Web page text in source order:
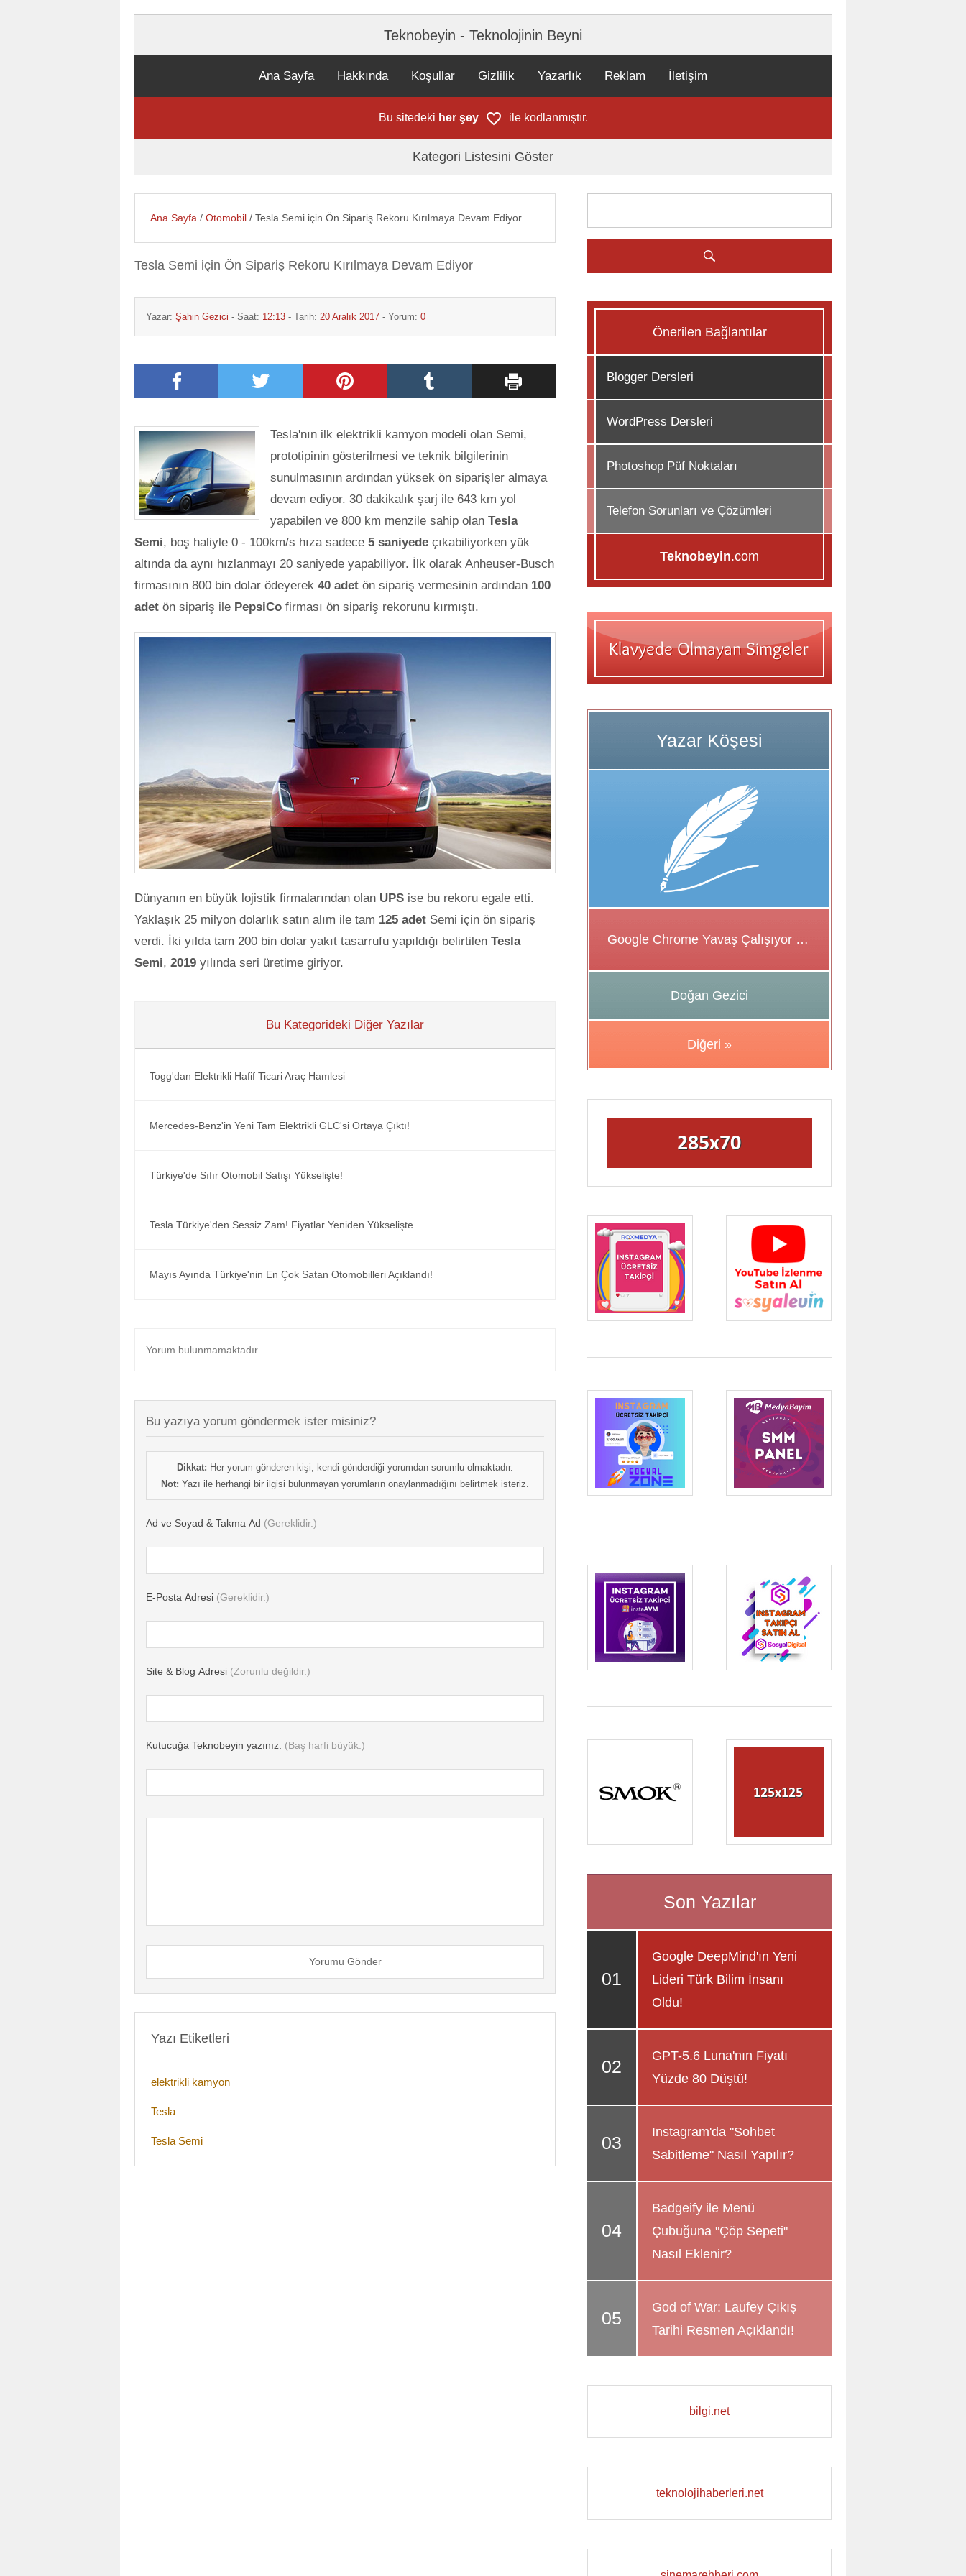
Teknobeyin - Teknolojinin Beyni
Ana Sayfa Hakkında Koşullar Gizlilik Yazarlık Reklam İletişim
Bu sitedeki her şey ile kodlanmıştır.
Kategori Listesini Göster
Ana Sayfa /Otomobil / Tesla Semi için Ön Sipariş Rekoru Kırılmaya Devam Ediyor
Tesla Semi için Ön Sipariş Rekoru Kırılmaya Devam Ediyor
Yazar: Şahin Gezici - Saat: 12:13 - Tarih: 20 Aralık 2017 - Yorum: 0
Tesla'nın ilk elektrikli kamyon modeli olan Semi,
prototipinin gösterilmesi ve teknik bilgilerinin
sunulmasının ardından yüksek ön siparişler almaya
devam ediyor. 30 dakikalık şarj ile 643 km yol
yapabilen ve 800 km menzile sahip olan Tesla
Semi, boş haliyle 0 - 100km/s hıza sadece 5 saniyede çıkabiliyorken yük
altında da aynı hızlanmayı 20 saniyede yapabiliyor. İlk olarak Anheuser-Busch
firmasının 800 bin dolar ödeyerek 40 adet ön sipariş vermesinin ardından 100
adet ön sipariş ile PepsiCo firması ön sipariş rekorunu kırmıştı.
Dünyanın en büyük lojistik firmalarından olan UPS ise bu rekoru egale etti.
Yaklaşık 25 milyon dolarlık satın alım ile tam 125 adet Semi için ön sipariş
verdi. İki yılda tam 200 bin dolar yakıt tasarrufu yapıldığı belirtilen Tesla
Semi, 2019 yılında seri üretime giriyor.
Bu Kategorideki Diğer Yazılar
Togg'dan Elektrikli Hafif Ticari Araç Hamlesi
Mercedes-Benz'in Yeni Tam Elektrikli GLC'si Ortaya Çıktı!
Türkiye'de Sıfır Otomobil Satışı Yükselişte!
Tesla Türkiye'den Sessiz Zam! Fiyatlar Yeniden Yükselişte
Mayıs Ayında Türkiye'nin En Çok Satan Otomobilleri Açıklandı!
Yorum bulunmamaktadır.
Bu yazıya yorum göndermek ister misiniz?
Dikkat: Her yorum gönderen kişi, kendi gönderdiği yorumdan sorumlu olmaktadır.
Not: Yazı ile herhangi bir ilgisi bulunmayan yorumların onaylanmadığını belirtmek isteriz.
Ad ve Soyad & Takma Ad (Gereklidir.)
E-Posta Adresi (Gereklidir.)
Site & Blog Adresi (Zorunlu değildir.)
Kutucuğa Teknobeyin yazınız. (Baş harfi büyük.)
Yorumu Gönder
Yazı Etiketleri
elektrikli kamyon
Tesla
Tesla Semi
Önerilen Bağlantılar
Blogger Dersleri
WordPress Dersleri
Photoshop Püf Noktaları
Telefon Sorunları ve Çözümleri
Teknobeyin.com
Google Chrome Yavaş Çalışıyor Sorunu için Çözüm Önerileri
Doğan Gezici
Diğeri »
Google DeepMind'ın Yeni
Lideri Türk Bilim İnsanı
Oldu!
GPT-5.6 Luna'nın Fiyatı
Yüzde 80 Düştü!
Instagram'da "Sohbet
Sabitleme" Nasıl Yapılır?
Badgeify ile Menü
Çubuğuna "Çöp Sepeti"
Nasıl Eklenir?
God of War: Laufey Çıkış
Tarihi Resmen Açıklandı!
bilgi.net
teknolojihaberleri.net